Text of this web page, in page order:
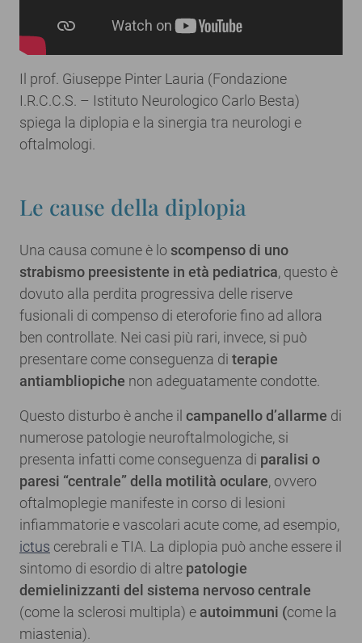
Il prof. Giuseppe Pinter Lauria (Fondazione
I.R.C.C.S. – Istituto Neurologico Carlo Besta)
spiega la diplopia e la sinergia tra neurologi e
oftalmologi.
Le cause della diplopia
Una causa comune è lo scompenso di uno
strabismo preesistente in età pediatrica, questo è
dovuto alla perdita progressiva delle riserve
fusionali di compenso di eteroforie fino ad allora
ben controllate. Nei casi più rari, invece, si può
presentare come conseguenza di terapie
antiambliopiche non adeguatamente condotte.
Questo disturbo è anche il campanello d’allarme di
numerose patologie neuroftalmologiche, si
presenta infatti come conseguenza di paralisi o
paresi “centrale” della motilità oculare, ovvero
oftalmoplegie manifeste in corso di lesioni
infiammatorie e vascolari acute come, ad esempio,
ictus cerebrali e TIA. La diplopia può anche essere il
sintomo di esordio di altre patologie
demielinizzanti del sistema nervoso centrale
(come la sclerosi multipla) e autoimmuni (come la
miastenia).